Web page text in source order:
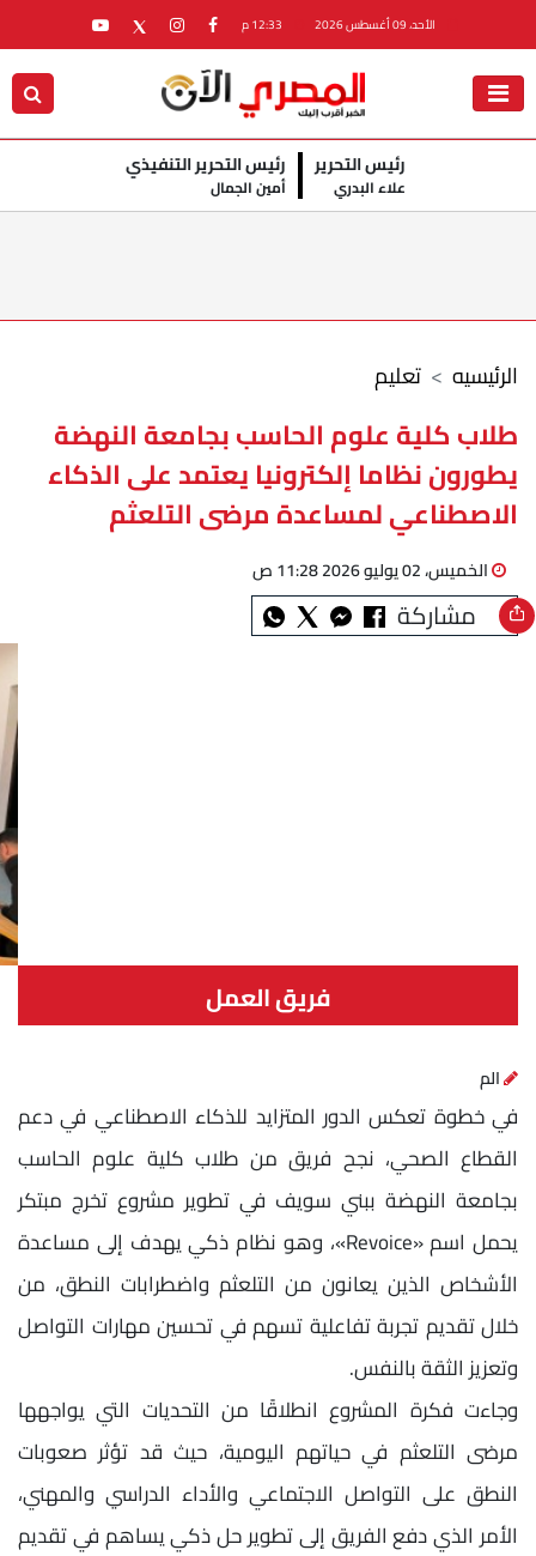
الأحد، 09 أغسطس 2026
رئيس التحرير
علاء البدري
رئيس التحرير التنفيذي
أمين الجمال
تعليم الرئيسيه
طلاب كلية علوم الحاسب بجامعة النهضة
يطورون نظاما إلكترونيا يعتمد على الذكاء
الاصطناعي لمساعدة مرضى التلعثم
الخميس، 02 يوليو 2026 11:28 ص
مشاركة
فريق العمل
الم
في خطوة تعكس الدور المتزايد للذكاء الاصطناعي في دعم
القطاع الصحي، نجح فريق من طلاب كلية علوم الحاسب
بجامعة النهضة ببني سويف في تطوير مشروع تخرج مبتكر
يحمل اسم «Revoice»، وهو نظام ذكي يهدف إلى مساعدة
الأشخاص الذين يعانون من التلعثم واضطرابات النطق، من
خلال تقديم تجربة تفاعلية تسهم في تحسين مهارات التواصل
وتعزيز الثقة بالنفس.
وجاءت فكرة المشروع انطلاقًا من التحديات التي يواجهها
مرضى التلعثم في حياتهم اليومية، حيث قد تؤثر صعوبات
النطق على التواصل الاجتماعي والأداء الدراسي والمهني،
الأمر الذي دفع الفريق إلى تطوير حل ذكي يساهم في تقديم